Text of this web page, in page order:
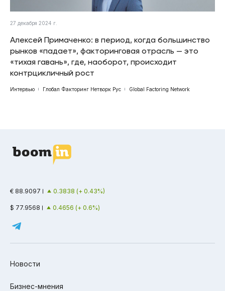
27 декабря 2024 г.
Алексей Примаченко: в период, когда большинство
рынков «падает», факторинговая отрасль — это
«тихая гавань», где, наоборот, происходит
контрцикличный рост
Интервью Глобал Факторинг Нетворк Рус Global Factoring Network
€ 88.9097 0.3838 (+ 0.43%)
$ 77.9568 0.4656 (+ 0.6%)
Новости
Бизнес-мнения